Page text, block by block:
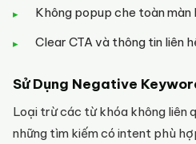
Không popup che toàn
Clear CTA và thông tin liên
Sử Dụng Negative
Loại trừ các từ khóa không liên
những tìm kiếm có intent phù